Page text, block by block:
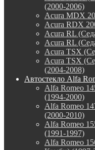
(2000-2006)
Acura MDX
Acura RDX
Acura RL
Acura RL
Acura TSX
Acura TSX
(2004-2008)
Автостекло Alfa
Alfa Romeo
(1994-2000)
Alfa Romeo
(2000-2010)
Alfa Romeo
(1991-1997)
Alfa Romeo